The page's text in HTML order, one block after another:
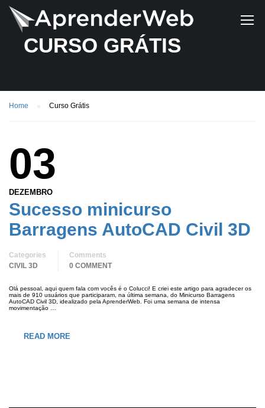
CURSO GRÁTIS
Home Curso Grátis
03
DEZEMBRO
Sucesso minicurso
Barragens AutoCAD Civil 3D
Categories
CIVIL 3D
Comments
0 COMMENT
Olá pessoal, aqui quem fala com vocês é o Colucci! E criei este artigo para agradecer os
mais de 910 usuários que participaram, na última semana, do Minicurso Barragens
AutoCAD Civil 3D, idealizado pela AprenderWeb. Foi uma semana de intensa
movimentação …
READ MORE